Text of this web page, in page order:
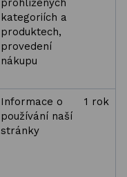
prohlížených
kategoriích a
produktech,
provedení
nákupu
Informace o
používání naší
stránky
1 rok